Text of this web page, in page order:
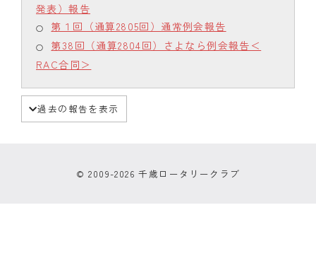
発表）報告
第１回（通算2805回）通常例会報告
第38回（通算2804回）さよなら例会報告＜
RAC合同＞
過去の報告を表示
© 2009-2026 千歳ロータリークラブ